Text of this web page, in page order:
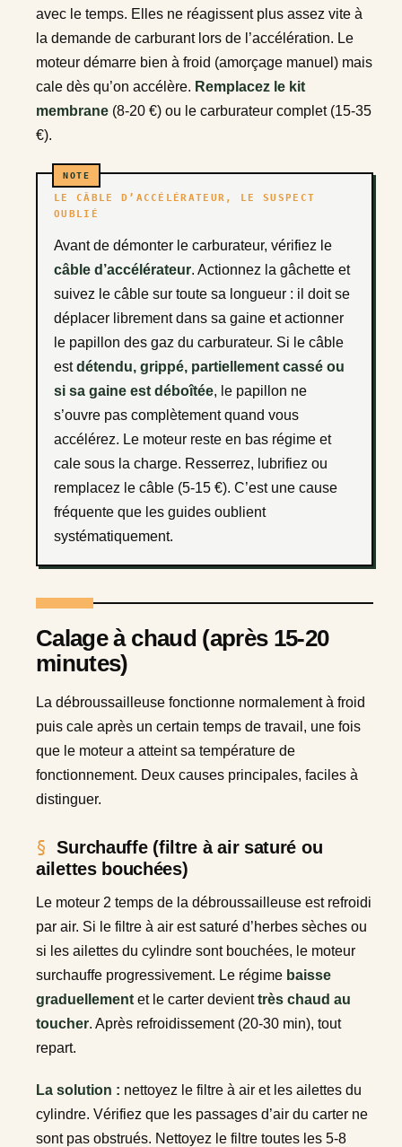
avec le temps. Elles ne réagissent plus assez vite à
la demande de carburant lors de l’accélération. Le
moteur démarre bien à froid (amorçage manuel) mais
cale dès qu’on accélère. Remplacez le kit
membrane (8-20 €) ou le carburateur complet (15-35
€).
LE CÂBLE D’ACCÉLÉRATEUR, LE SUSPECT
OUBLIÉ
Avant de démonter le carburateur, vérifiez le
câble d’accélérateur. Actionnez la gâchette et
suivez le câble sur toute sa longueur : il doit se
déplacer librement dans sa gaine et actionner
le papillon des gaz du carburateur. Si le câble
estdétendu, grippé, partiellement cassé ou
si sa gaine est déboîtée, le papillon ne
s’ouvre pas complètement quand vous
accélérez. Le moteur reste en bas régime et
cale sous la charge. Resserrez, lubrifiez ou
remplacez le câble (5-15 €). C’est une cause
fréquente que les guides oublient
systématiquement.
Calage à chaud (après 15-20
minutes)
La débroussailleuse fonctionne normalement à froid
puis cale après un certain temps de travail, une fois
que le moteur a atteint sa température de
fonctionnement. Deux causes principales, faciles à
distinguer.
Surchauffe (filtre à air saturé ou
ailettes bouchées)
Le moteur 2 temps de la débroussailleuse est refroidi
par air. Si le filtre à air est saturé d’herbes sèches ou
si les ailettes du cylindre sont bouchées, le moteur
surchauffe progressivement. Le régime baisse
graduellement et le carter devienttrès chaud au
toucher. Après refroidissement (20-30 min), tout
repart.
La solution : nettoyez le filtre à air et les ailettes du
cylindre. Vérifiez que les passages d’air du carter ne
sont pas obstrués. Nettoyez le filtre toutes les 5-8